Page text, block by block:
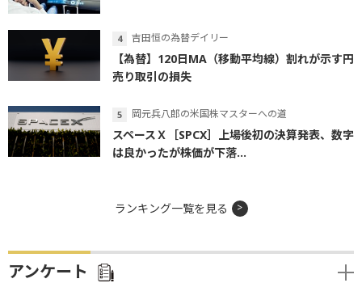
吉田恒の為替デイリー
【為替】120日MA（移動平均線）割れが示す円
売り取引の損失
岡元兵八郎の米国株マスターへの道
スペースＸ［SPCX］上場後初の決算発表、数字
は良かったが株価が下落...
ランキング一覧を見る
アンケート